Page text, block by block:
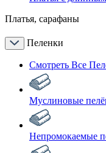
Платья, сарафаны
Пеленки
Смотреть Все
Муслиновые
Непромокаемые